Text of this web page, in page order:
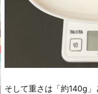
そして重さは「約140g」